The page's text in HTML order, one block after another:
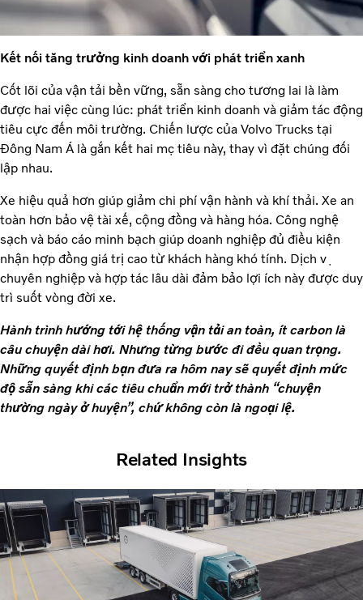
Kết nối tăng trưởng kinh doanh với phát triển xanh
Cốt lõi của vận tải bền vững, sẵn sàng cho tương lai là làm
được hai việc cùng lúc: phát triển kinh doanh và giảm tác động
tiêu cực đến môi trường. Chiến lược của Volvo Trucks tại
Đông Nam Á là gắn kết hai mục tiêu này, thay vì đặt chúng đối
lập nhau.
Xe hiệu quả hơn giúp giảm chi phí vận hành và khí thải. Xe an
toàn hơn bảo vệ tài xế, cộng đồng và hàng hóa. Công nghệ
sạch và báo cáo minh bạch giúp doanh nghiệp đủ điều kiện
nhận hợp đồng giá trị cao từ khách hàng khó tính. Dịch vụ
chuyên nghiệp và hợp tác lâu dài đảm bảo lợi ích này được duy
trì suốt vòng đời xe.
Hành trình hướng tới hệ thống vận tải an toàn, ít carbon là
câu chuyện dài hơi. Nhưng từng bước đi đều quan trọng.
Những quyết định bạn đưa ra hôm nay sẽ quyết định mức
độ sẵn sàng khi các tiêu chuẩn mới trở thành “chuyện
thường ngày ở huyện”, chứ không còn là ngoại lệ.
Related Insights